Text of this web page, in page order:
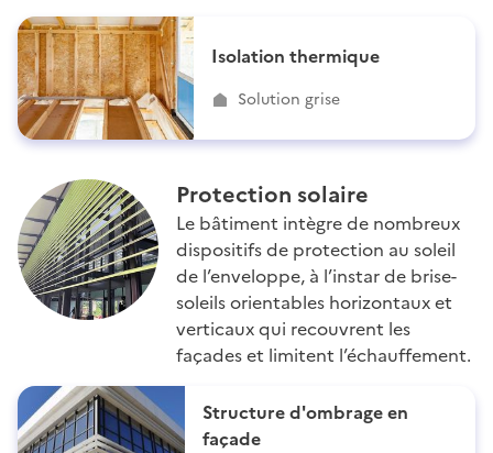
Isolation thermique
Solution grise
Protection solaire
Le bâtiment intègre de nombreux
dispositifs de protection au soleil
de l’enveloppe, à l’instar de brise-
soleils orientables horizontaux et
verticaux qui recouvrent les
façades et limitent l’échauffement.
Structure d'ombrage en
façade